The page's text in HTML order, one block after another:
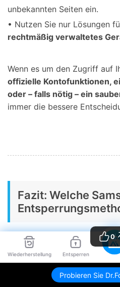
Wiederherstellung Entsperren
Probieren Sie
unbekannten Seiten ein.
• Nutzen Sie nur Lösungen
rechtmäßig verwaltetes
Wenn es um den Zugriff auf
offizielle Kontofunktionen,
oder – falls nötig – ein
immer die bessere
Fazit: Welche
Wenn Sie Ihr Samsung-
vergessen haben, sollten
einfachsten Optionen
Dr.Fone - Bildschirm
0